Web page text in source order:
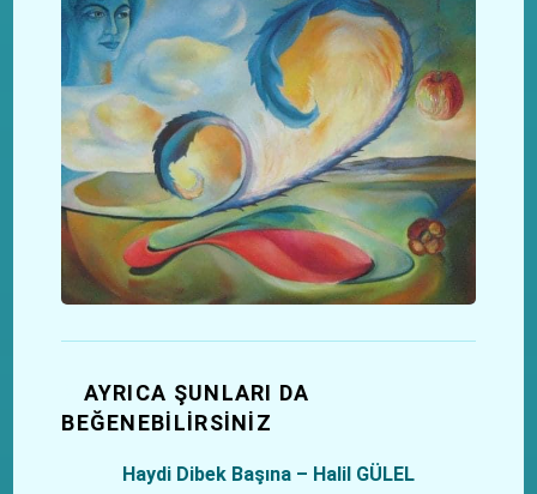
AYRICA ŞUNLARI DA
BEĞENEBILIRSINIZ
Haydi Dibek Başına – Halil GÜLEL